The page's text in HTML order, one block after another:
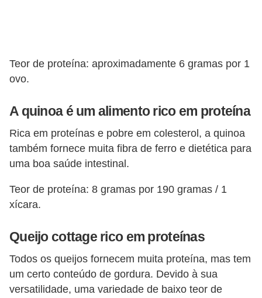
Teor de proteína: aproximadamente 6 gramas por 1
ovo.
A quinoa é um alimento rico em proteína
Rica em proteínas e pobre em colesterol, a quinoa
também fornece muita fibra de ferro e dietética para
uma boa saúde intestinal.
Teor de proteína: 8 gramas por 190 gramas / 1
xícara.
Queijo cottage rico em proteínas
Todos os queijos fornecem muita proteína, mas tem
um certo conteúdo de gordura. Devido à sua
versatilidade, uma variedade de baixo teor de